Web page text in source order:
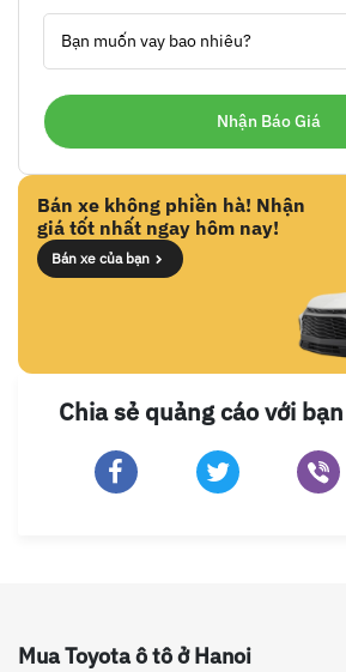
Bạn muốn vay bao nhiêu?
Bán xe không phiền hà! Nhận
giá tốt nhất ngay hôm nay!
Bán xe của bạn
Chia sẻ quảng cáo với
Mua Toyota ô tô ở Hanoi